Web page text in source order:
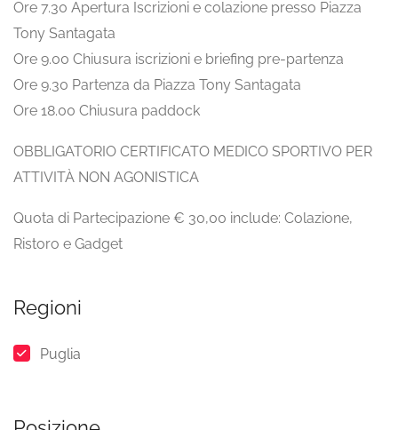
Ore 7.30 Apertura Iscrizioni e colazione presso Piazza
Tony Santagata
Ore 9.00 Chiusura iscrizioni e briefing pre-partenza
Ore 9.30 Partenza da Piazza Tony Santagata
Ore 18.00 Chiusura paddock
OBBLIGATORIO CERTIFICATO MEDICO SPORTIVO PER
ATTIVITÀ NON AGONISTICA
Quota di Partecipazione € 30,00 include: Colazione,
Ristoro e Gadget
Regioni
Puglia